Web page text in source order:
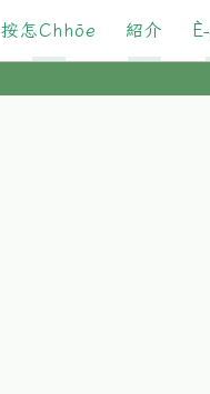
按怎Chhōe 紹介